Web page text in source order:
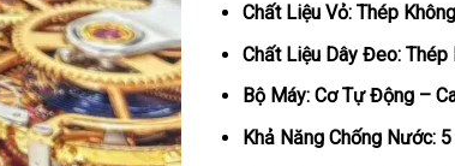
Chất Liệu Vỏ: Thép
Chất Liệu Dây Đeo: Thép
Bộ Máy: Cơ Tự Động –
Khả Năng Chống Nước: